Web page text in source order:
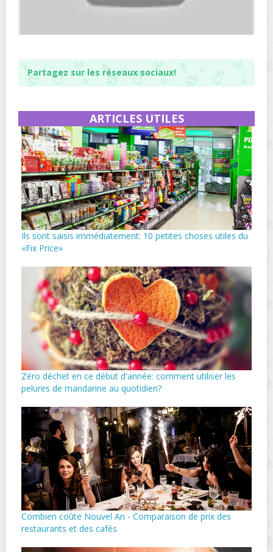
Partagez sur les réseaux sociaux!
ARTICLES UTILES
Ils sont saisis immédiatement: 10 petites choses utiles du
«Fix Price»
Zéro déchet en ce début d'année: comment utiliser les
pelures de mandarine au quotidien?
Combien coûte Nouvel An - Comparaison de prix des
restaurants et des cafés